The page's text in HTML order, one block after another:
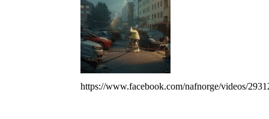
https://www.facebook.com/nafnorge/videos/